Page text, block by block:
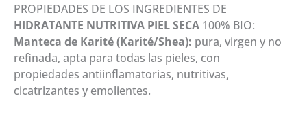
PROPIEDADES DE LOS INGREDIENTES DE
HIDRATANTE NUTRITIVA PIEL SECA 100% BIO:
Manteca de Karité (Karité/Shea): pura, virgen y no
refinada, apta para todas las pieles, con
propiedades antiinflamatorias, nutritivas,
cicatrizantes y emolientes.